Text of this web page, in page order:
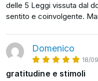
delle 5 Leggi vissuta dal
sentito e coinvolgente.
Domenico
18/
gratitudine e stimoli